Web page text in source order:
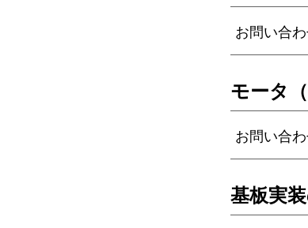
お問い合
モータ
お問い合
基板実